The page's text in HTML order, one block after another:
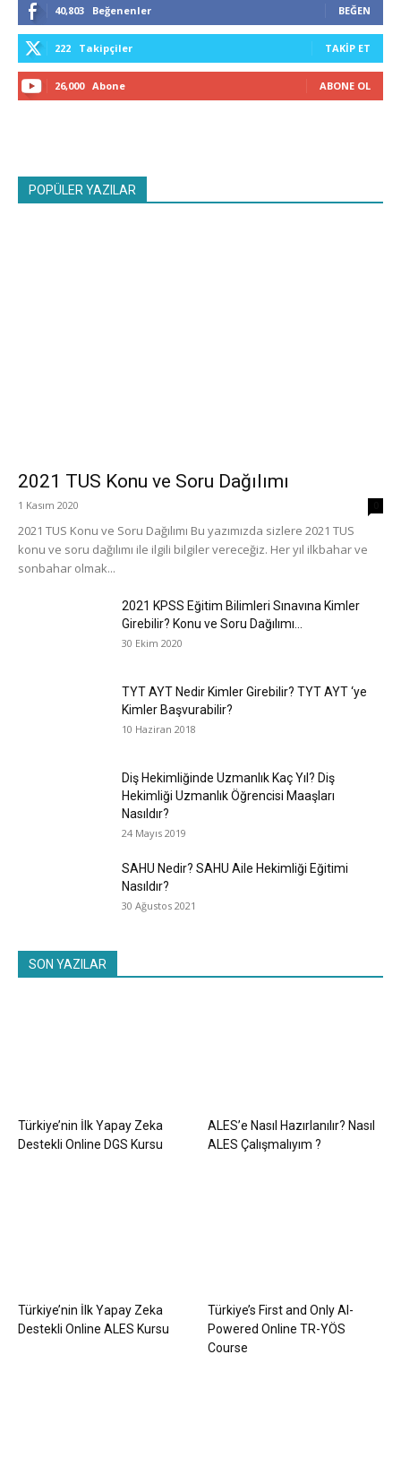
40,803 Beğenenler BEĞEN
222 Takipçiler TAKIP ET
26,000 Abone ABONE OL
POPÜLER YAZILAR
2021 TUS Konu ve Soru Dağılımı
1 Kasım 2020
2021 TUS Konu ve Soru Dağılımı Bu yazımızda sizlere 2021 TUS
konu ve soru dağılımı ile ilgili bilgiler vereceğiz. Her yıl ilkbahar ve
sonbahar olmak...
2021 KPSS Eğitim Bilimleri Sınavına Kimler
Girebilir? Konu ve Soru Dağılımı...
30 Ekim 2020
TYT AYT Nedir Kimler Girebilir? TYT AYT ‘ye
Kimler Başvurabilir?
10 Haziran 2018
Diş Hekimliğinde Uzmanlık Kaç Yıl? Diş
Hekimliği Uzmanlık Öğrencisi Maaşları
Nasıldır?
24 Mayıs 2019
SAHU Nedir? SAHU Aile Hekimliği Eğitimi
Nasıldır?
30 Ağustos 2021
SON YAZILAR
Türkiye’nin İlk Yapay Zeka
Destekli Online DGS Kursu
ALES’e Nasıl Hazırlanılır? Nasıl
ALES Çalışmalıyım ?
Türkiye’nin İlk Yapay Zeka
Destekli Online ALES Kursu
Türkiye’s First and Only AI-
Powered Online TR-YÖS
Course